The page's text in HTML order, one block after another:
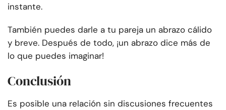
instante.
También puedes darle a tu pareja un abrazo cálido
y breve. Después de todo, ¡un abrazo dice más de
lo que puedes imaginar!
Conclusión
Es posible una relación sin discusiones frecuentes